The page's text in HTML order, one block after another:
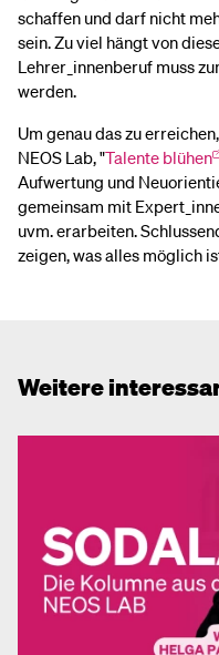
schaffen und darf nicht
sein. Zu viel hängt von
Lehrer_innenberuf muss
werden.
Um genau das zu
NEOS Lab, "Talente blühen
Aufwertung und
gemeinsam mit
uvm. erarbeiten.
zeigen, was alles möglich
Weitere